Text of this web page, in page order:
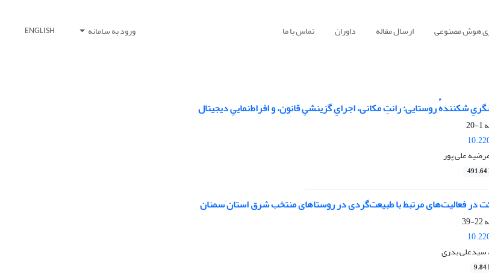
هوش مصنوعی ارسال مقاله داوران تماس با ما ورود به سامانه ENGLISH
شکنندهٔ روستایی: رانتِ مکانی، اجرایِ گزینشیِ قانون، و افراط‌نماییِ دیجیتال
1-20
علی پور
در فعالیت‌های مرتبط با طبیعت‌گردی در روستاهای منتخب شرق استان سمنان
22-39
سیدعلی بدری
9.84